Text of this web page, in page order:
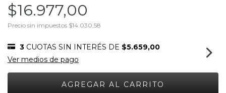
$16.977,00
Precio sin impuestos $14.030,58
3 CUOTAS SIN INTERÉS DE $5.659,00
Ver medios de pago